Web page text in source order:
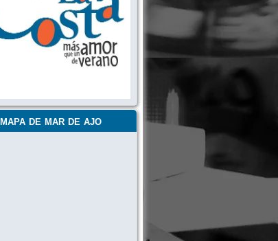
mapa de mar de ajo